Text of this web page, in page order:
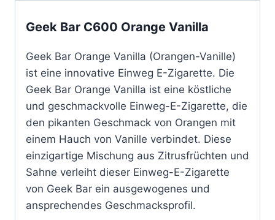
Geek Bar C600 Orange Vanilla
Geek Bar Orange Vanilla (Orangen-Vanille)
ist eine innovative Einweg E-Zigarette. Die
Geek Bar Orange Vanilla ist eine köstliche
und geschmackvolle Einweg-E-Zigarette, die
den pikanten Geschmack von Orangen mit
einem Hauch von Vanille verbindet. Diese
einzigartige Mischung aus Zitrusfrüchten und
Sahne verleiht dieser Einweg-E-Zigarette
von Geek Bar ein ausgewogenes und
ansprechendes Geschmacksprofil.